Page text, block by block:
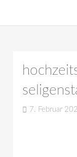
7. Februar